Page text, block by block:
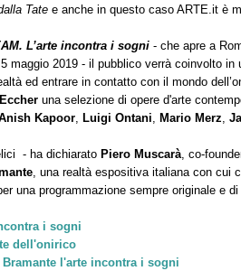
Tate e anche in questo caso ARTE.it è
L’arte incontra i sogni - che apre a
maggio 2019 - il pubblico verrà coinvolto
ed entrare in contatto con il mondo
una selezione di opere d'arte
Kapoor, Luigi Ontani, Mario Merz,
- ha dichiarato Piero Muscarà, co-
, una realtà espositiva italiana con cui
una programmazione sempre originale e
i sogni
dell'onirico
l'arte incontra i sogni